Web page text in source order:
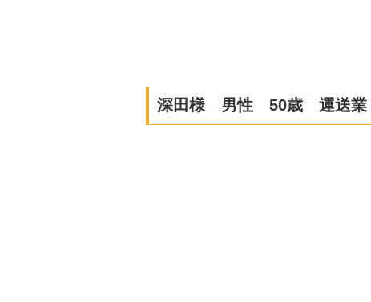
深田様 男性 50歳 運送